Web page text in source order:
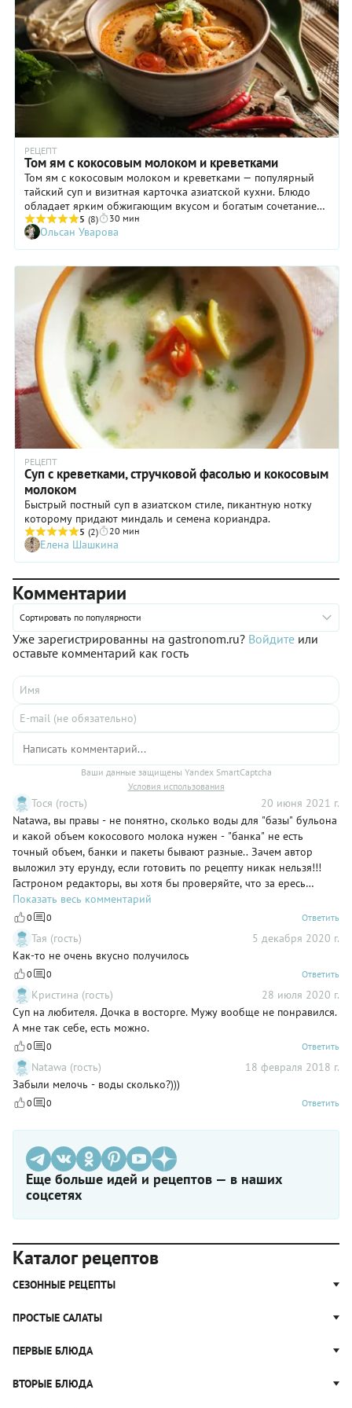
РЕЦЕПТ
Том ям с кокосовым молоком и креветками
Том ям с кокосовым молоком и креветками — популярный
тайский суп и визитная карточка азиатской кухни. Блюдо
обладает ярким обжигающим вкусом и богатым сочетанием
ингредиентов. Мы приготовим наиболее аутентичную
версию супа на основе куриного бульона и кокосового
молока, с добавлением жгучего галангала, лимонной травы,
листьев лайма и королевских креветок. Вы же можете
менять некоторые продукты, исходя из их наличия. В
крупных супермаркетах продается и острая паста «Том ям»,
и тонкие длинные грибы эноки, и даже готовые наборы для
приготовления тайского супа. Если вам посчастливилось
купить такой набор — полдела сделано. А если нет — читайте
наши рубрики «Кстати» и «Хозяйке на заметку» в конце
рецепта!
5 (8) 30 мин
Ольсан Уварова
РЕЦЕПТ
Суп с креветками, стручковой фасолью и кокосовым
молоком
Быстрый постный суп в азиатском стиле, пикантную нотку
которому придают миндаль и семена кориандра.
5 (2) 20 мин
Елена Шашкина
Комментарии
Сортировать по популярности
Уже зарегистрированны на gastronom.ru? Войдите или
оставьте комментарий как гость
Ваши данные защищены Yandex SmartCaptcha
Условия использования
Тося (гость)
20 июня 2021 г.
Natawa, вы правы - не понятно, сколько воды для "базы" бульона
и какой объем кокосового молока нужен - "банка" не есть
точный объем, банки и пакеты бывают разные.. Зачем автор
выложил эту ерунду, если готовить по рецепту никак нельзя!!!
Гастроном редакторы, вы хотя бы проверяйте, что за ересь
размещают на портале!
Показать весь комментарий
0 0 Ответить
Тая (гость)
5 декабря 2020 г.
Как-то не очень вкусно получилось
0 0 Ответить
Кристина (гость)
28 июля 2020 г.
Суп на любителя. Дочка в восторге. Мужу вообще не понравился.
А мне так себе, есть можно.
0 0 Ответить
Natawa (гость)
18 февраля 2018 г.
Забыли мелочь - воды сколько?)))
0 0 Ответить
Еще больше идей и рецептов — в наших
соцсетях
Каталог рецептов
СЕЗОННЫЕ РЕЦЕПТЫ
Рецепты из капусты
Рецепты с грибами
Яблочные пироги
ПРОСТЫЕ САЛАТЫ
Простые салаты
Салат Цезарь
ПЕРВЫЕ БЛЮДА
Щи
ВТОРЫЕ БЛЮДА